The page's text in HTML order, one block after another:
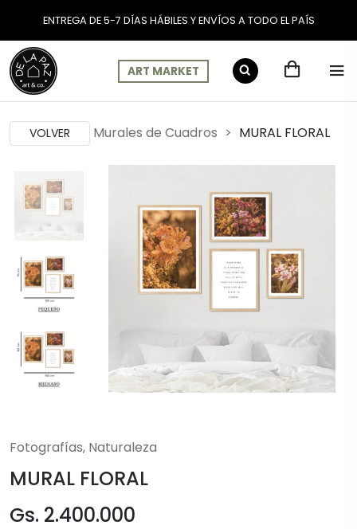
ENTREGA DE 5-7 DÍAS HÁBILES Y ENVÍOS A TODO EL PAÍS
ART MARKET
VOLVER Murales de Cuadros MURAL FLORAL
Fotografías, Naturaleza
MURAL FLORAL
Gs. 2.400.000